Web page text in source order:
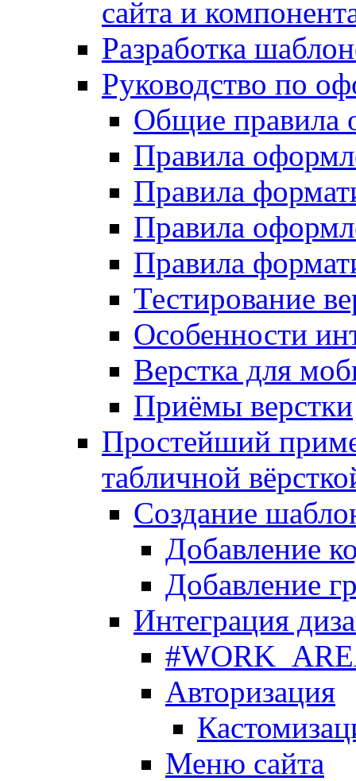
сайта и
Разработка
Руководство по
Общие правила
Правила
Правила
Правила
Правила
Тестирование
Особенности
Верстка для
Приёмы верстки
Простейший
табличной
Создание
Добавление
Добавление
Интеграция
Авторизация
Меню сайта